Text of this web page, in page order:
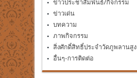
ข่าวประชาสัมพันธ์/กิจกรรม
ข่าวเด่น
บทความ
ภาพกิจกรรม
สิ่งศักดิ์สิทธิ์ประจำวัดภูพลานสูง
อื่นๆ-การติดต่อ